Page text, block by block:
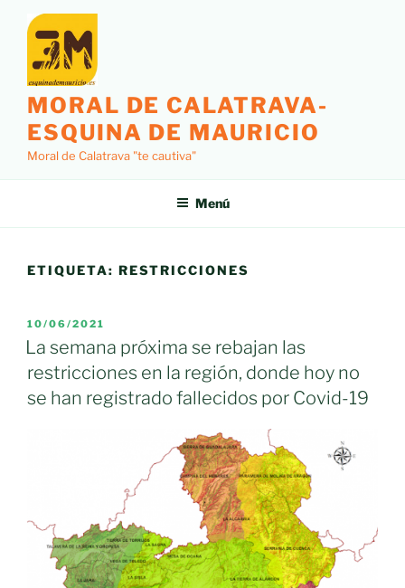
contenido
MORAL DE CALATRAVA-
ESQUINA DE MAURICIO
Moral de Calatrava "te cautiva"
Menú
ETIQUETA: RESTRICCIONES
PUBLICADO
EL
10/06/2021
La semana próxima se rebajan las
restricciones en la región, donde hoy no
se han registrado fallecidos por Covid-19